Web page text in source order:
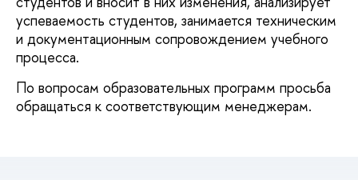
успеваемость студентов, занимается техническим
и документационным сопровождением учебного
процесса.
По вопросам образовательных программ просьба
обращаться к соответствующим менеджерам.